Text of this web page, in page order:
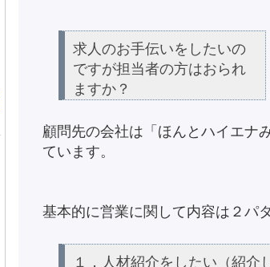
求人のお手伝いをしたいの
ですが担当者の方はおられ
ますか？
顧問先の会社は「ほんとハイエナ
ています。
基本的に営業に関して内容は２パ
１．人材紹介をしたい（紹介